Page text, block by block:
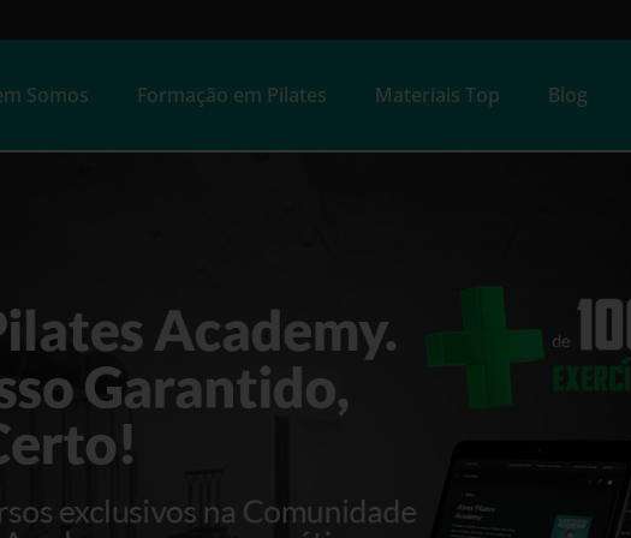
Somos Formação em Pilates Materiais Top Blog